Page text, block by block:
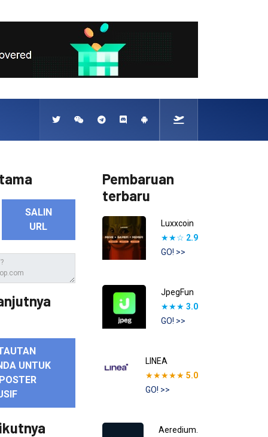
SALIN
URL
UNTUK
Pembaruan
terbaru
Luxxcoin
★★☆ 2.9
GO! >>
JpegFun
★★★ 3.0
GO! >>
LINEA
★★★★★ 5.0
GO! >>
Aeredium.